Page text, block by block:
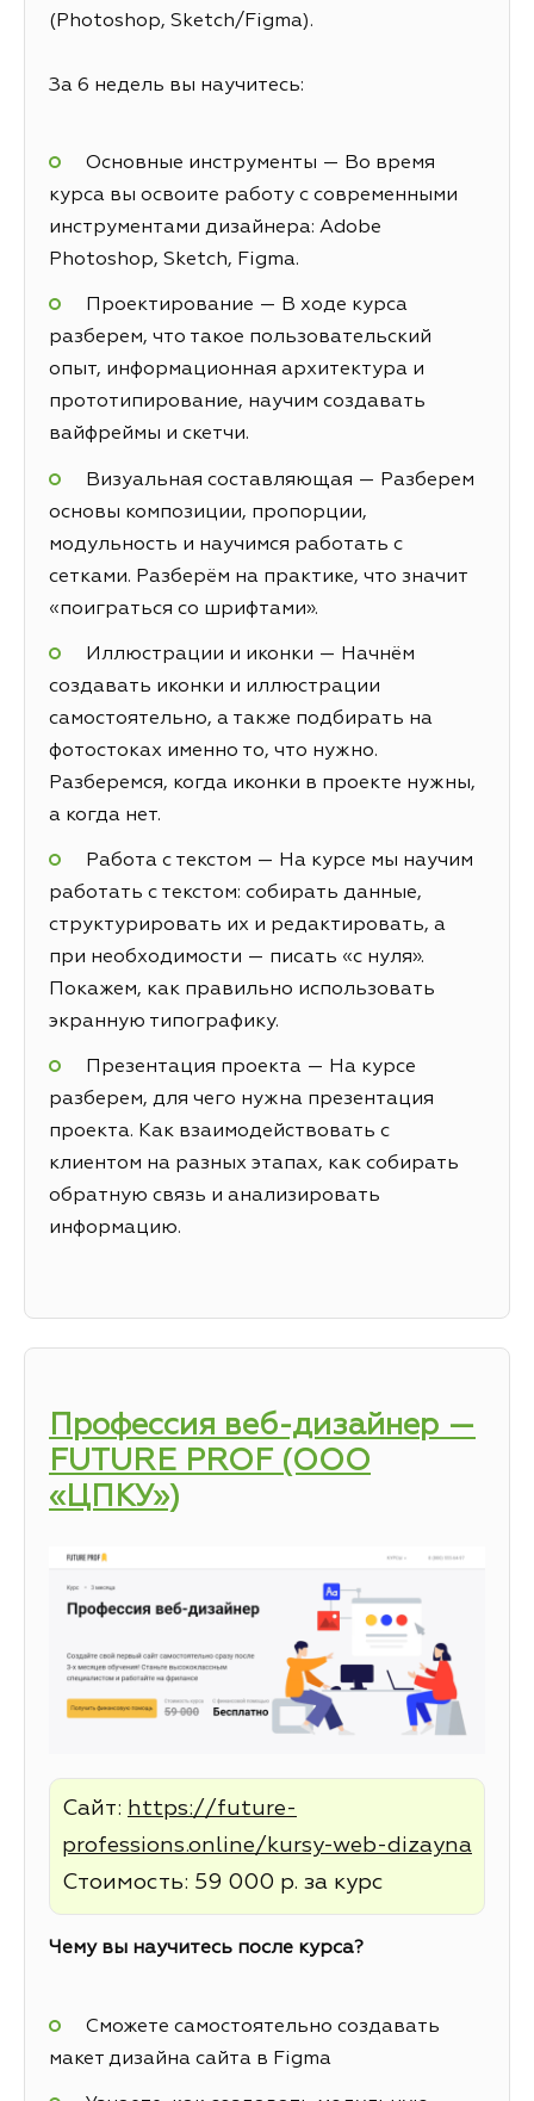
(Photoshop, Sketch/Figma).
За 6 недель вы научитесь:
Основные инструменты — Во время
курса вы освоите работу с современными
инструментами дизайнера: Adobe
Photoshop, Sketch, Figma.
Проектирование — В ходе курса
разберем, что такое пользовательский
опыт, информационная архитектура и
прототипирование, научим создавать
вайфреймы и скетчи.
Визуальная составляющая — Разберем
основы композиции, пропорции,
модульность и научимся работать с
сетками. Разберём на практике, что значит
«поиграться со шрифтами».
Иллюстрации и иконки — Начнём
создавать иконки и иллюстрации
самостоятельно, а также подбирать на
фотостоках именно то, что нужно.
Разберемся, когда иконки в проекте нужны,
а когда нет.
Работа с текстом — На курсе мы научим
работать с текстом: собирать данные,
структурировать их и редактировать, а
при необходимости — писать «с нуля».
Покажем, как правильно использовать
экранную типографику.
Презентация проекта — На курсе
разберем, для чего нужна презентация
проекта. Как взаимодействовать с
клиентом на разных этапах, как собирать
обратную связь и анализировать
информацию.
Профессия веб-дизайнер —
FUTURE PROF (ООО
«ЦПКУ»)
Сайт: https://future-
professions.online/kursy-web-dizayna
Стоимость: 59 000 р. за курс
Чему вы научитесь после курса?
Сможете самостоятельно создавать
макет дизайна сайта в Figma